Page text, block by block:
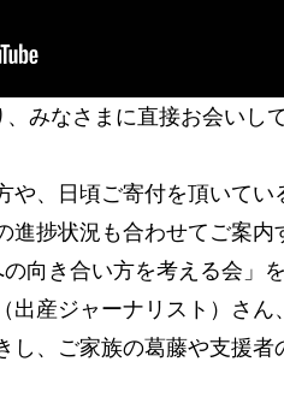
みなさまに直接お会いし
、日頃ご寄付を頂いてい
捗状況も合わせてご案内
向き合い方を考える会」
産ジャーナリスト）さん
、ご家族の葛藤や支援者